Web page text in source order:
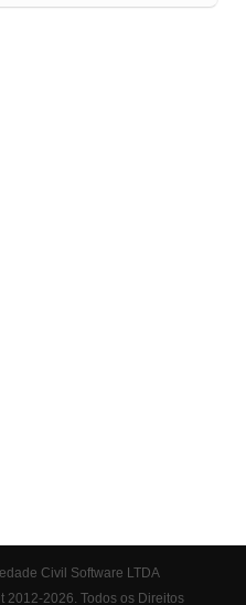
Civil Software LTDA
2012-2026. Todos os Direitos